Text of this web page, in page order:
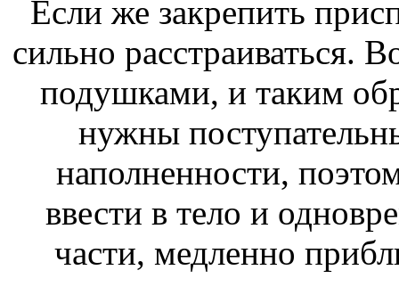
Если же закрепить
сильно расстраиваться.
подушками, и таким
нужны
наполненности,
ввести в тело и
части, медленно